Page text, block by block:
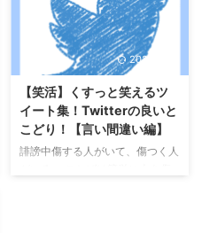
2022/5/25
【笑活】くすっと笑えるツ
イート集！Twitterの良いと
こどり！【言い間違い編】
誹謗中傷する人がいて、傷つく人